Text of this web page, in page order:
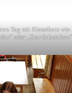
Tag mit Klassikern wie
oder „Star-